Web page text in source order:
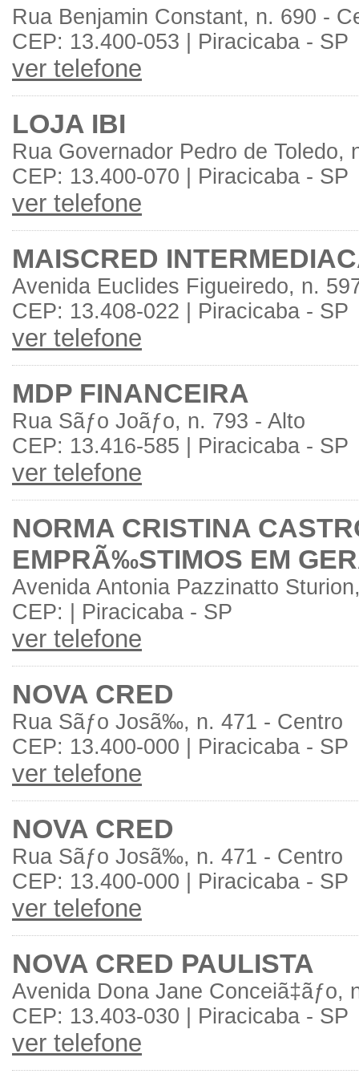
Rua Benjamin Constant, n. 690 -
CEP: 13.400-053 | Piracicaba - SP
ver telefone
LOJA IBI
Rua Governador Pedro de Toledo,
CEP: 13.400-070 | Piracicaba - SP
ver telefone
MAISCRED
Avenida Euclides Figueiredo, n.
CEP: 13.408-022 | Piracicaba - SP
ver telefone
MDP FINANCEIRA
Rua Sãƒo Joãƒo, n. 793 - Alto
CEP: 13.416-585 | Piracicaba - SP
ver telefone
NORMA CRISTINA
EMPRÃ‰STIMOS EM
Avenida Antonia Pazzinatto
CEP: | Piracicaba - SP
ver telefone
NOVA CRED
Rua Sãƒo Josã‰, n. 471 - Centro
CEP: 13.400-000 | Piracicaba - SP
ver telefone
NOVA CRED
Rua Sãƒo Josã‰, n. 471 - Centro
CEP: 13.400-000 | Piracicaba - SP
ver telefone
NOVA CRED PAULISTA
Avenida Dona Jane Conceiã‡ãƒo,
CEP: 13.403-030 | Piracicaba - SP
ver telefone